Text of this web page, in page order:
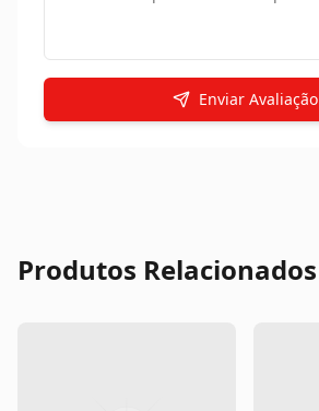
Enviar Avaliação
Produtos Relacionados